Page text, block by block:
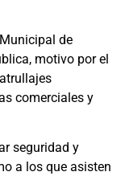
de
motivo por el
comerciales y
seguridad y
a los que asisten